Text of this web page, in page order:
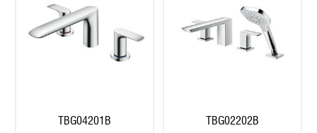
TBG04201B TBG02202B